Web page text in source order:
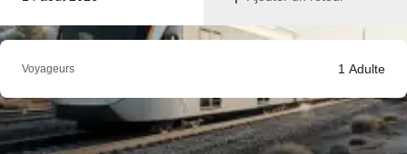
Voyageurs 1 Adulte